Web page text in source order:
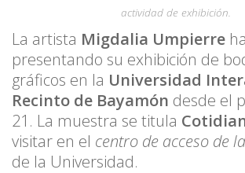
actividad de exhibición.
La artista Migdalia Umpierre
presentando su exhibición de
gráficos en la Universidad
Recinto de Bayamón desde el
21. La muestra se titula
visitar en el centro de acceso de
de la Universidad.